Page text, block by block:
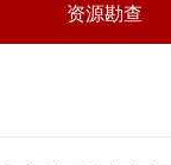
资源勘查